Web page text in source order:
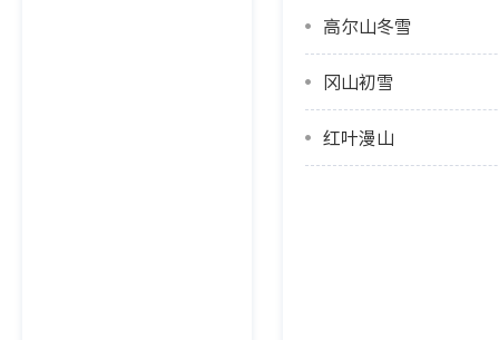
高尔山冬雪
冈山初雪
红叶漫山